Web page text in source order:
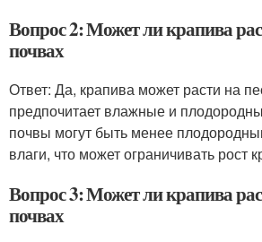
Вопрос 2: Может ли крапива
почвах
Ответ: Да, крапива может расти на
предпочитает влажные и
почвы могут быть менее
влаги, что может ограничивать рост
Вопрос 3: Может ли крапива
почвах